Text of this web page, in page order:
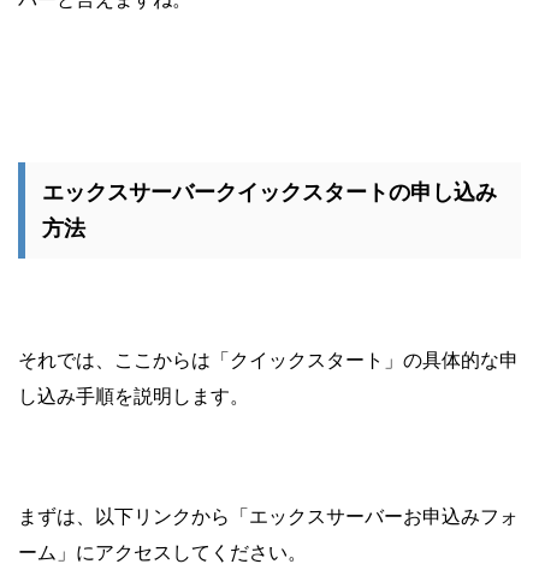
エックスサーバークイックスタートの申し込み
方法
それでは、ここからは「クイックスタート」の具体的な申
し込み手順を説明します。
まずは、以下リンクから「エックスサーバーお申込みフォ
ーム」にアクセスしてください。